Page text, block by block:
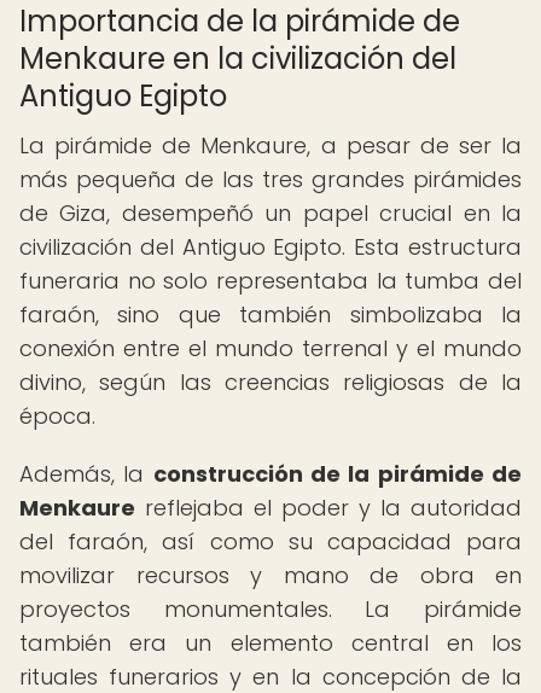
Importancia de la pirámide de
Menkaure en la civilización del
Antiguo Egipto
La pirámide de Menkaure, a pesar de ser la
más pequeña de las tres grandes pirámides
de Giza, desempeñó un papel crucial en la
civilización del Antiguo Egipto. Esta estructura
funeraria no solo representaba la tumba del
faraón, sino que también simbolizaba la
conexión entre el mundo terrenal y el mundo
divino, según las creencias religiosas de la
época.
Además, la construcción de la pirámide de
Menkaure reflejaba el poder y la autoridad
del faraón, así como su capacidad para
movilizar recursos y mano de obra en
proyectos monumentales. La pirámide
también era un elemento central en los
rituales funerarios y en la concepción de la